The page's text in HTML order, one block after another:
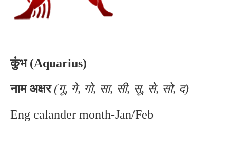
कुंभ (Aquarius)
नाम अक्षर (गू, गे, गो, सा, सी, सू, से, सो, द)
Eng calander month-Jan/Feb